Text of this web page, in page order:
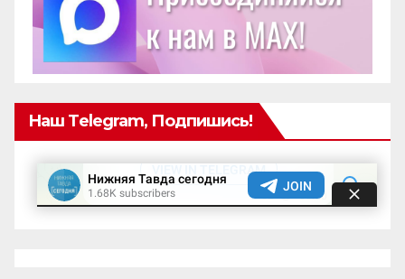
Наш Telegram, Подпишись!